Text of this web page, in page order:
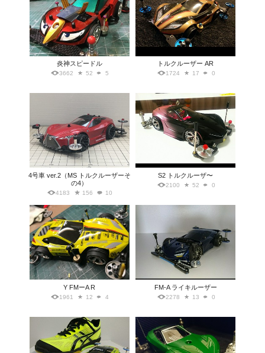
炎神スピードル
3662 52 5
トルクルーザー AR
1724 17 0
4号車 ver.2（MS トルクルーザーそ
の4）
4183 156 10
S2 トルクルーザ〜
2100 52 0
Y FMーA R
1961 12 4
FM-A ライキルーザー
2278 13 0